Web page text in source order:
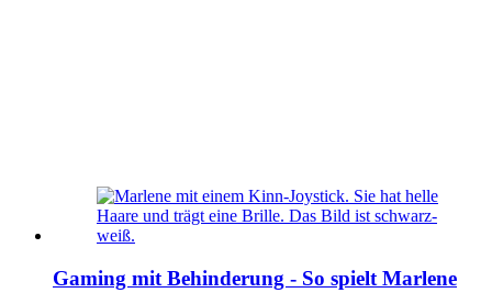
Gaming mit Behinderung - So spielt Marlene